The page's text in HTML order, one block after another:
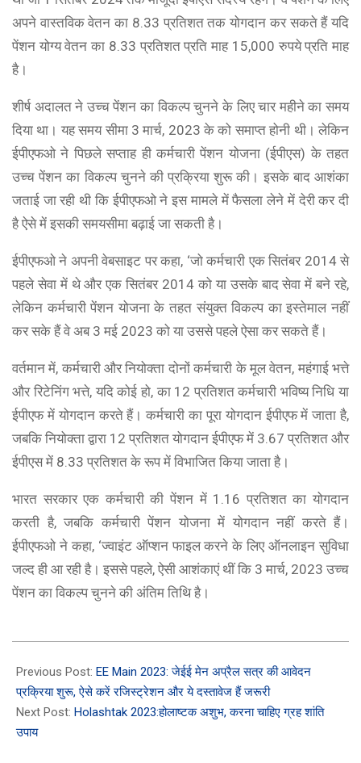
अपने वास्तविक वेतन का 8.33 प्रतिशत तक योगदान कर सकते हैं यदि
पेंशन योग्य वेतन का 8.33 प्रतिशत प्रति माह 15,000 रुपये प्रति माह
है।
शीर्ष अदालत ने उच्च पेंशन का विकल्प चुनने के लिए चार महीने का समय
दिया था। यह समय सीमा 3 मार्च, 2023 के को समाप्त होनी थी। लेकिन
ईपीएफओ ने पिछले सप्ताह ही कर्मचारी पेंशन योजना (ईपीएस) के तहत
उच्च पेंशन का विकल्प चुनने की प्रक्रिया शुरू की। इसके बाद आशंका
जताई जा रही थी कि ईपीएफओ ने इस मामले में फैसला लेने में देरी कर दी
है ऐसे में इसकी समयसीमा बढ़ाई जा सकती है।
ईपीएफओ ने अपनी वेबसाइट पर कहा, ‘जो कर्मचारी एक सितंबर 2014 से
पहले सेवा में थे और एक सितंबर 2014 को या उसके बाद सेवा में बने रहे,
लेकिन कर्मचारी पेंशन योजना के तहत संयुक्त विकल्प का इस्तेमाल नहीं
कर सके हैं वे अब 3 मई 2023 को या उससे पहले ऐसा कर सकते हैं।
वर्तमान में, कर्मचारी और नियोक्ता दोनों कर्मचारी के मूल वेतन, महंगाई भत्ते
और रिटेनिंग भत्ते, यदि कोई हो, का 12 प्रतिशत कर्मचारी भविष्य निधि या
ईपीएफ में योगदान करते हैं। कर्मचारी का पूरा योगदान ईपीएफ में जाता है,
जबकि नियोक्ता द्वारा 12 प्रतिशत योगदान ईपीएफ में 3.67 प्रतिशत और
ईपीएस में 8.33 प्रतिशत के रूप में विभाजित किया जाता है।
भारत सरकार एक कर्मचारी की पेंशन में 1.16 प्रतिशत का योगदान
करती है, जबकि कर्मचारी पेंशन योजना में योगदान नहीं करते हैं।
ईपीएफओ ने कहा, ‘ज्वाइंट ऑप्शन फाइल करने के लिए ऑनलाइन सुविधा
जल्द ही आ रही है। इससे पहले, ऐसी आशंकाएं थीं कि 3 मार्च, 2023 उच्च
पेंशन का विकल्प चुनने की अंतिम तिथि है।
02-
28
Previous Post: EE Main 2023: जेईई मेन अप्रैल सत्र की आवेदन
प्रक्रिया शुरू, ऐसे करें रजिस्ट्रेशन और ये दस्तावेज हैं जरूरी
Next Post: Holashtak 2023:होलाष्टक अशुभ, करना चाहिए ग्रह शांति
उपाय